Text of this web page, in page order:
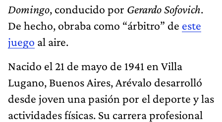
Domingo, conducido por Gerardo Sofovich.
De hecho, obraba como “árbitro” de este
juego al aire.
Nacido el 21 de mayo de 1941 en Villa
Lugano, Buenos Aires, Arévalo desarrolló
desde joven una pasión por el deporte y las
actividades físicas. Su carrera profesional